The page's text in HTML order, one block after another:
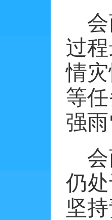
过
情
等
强
仍
坚